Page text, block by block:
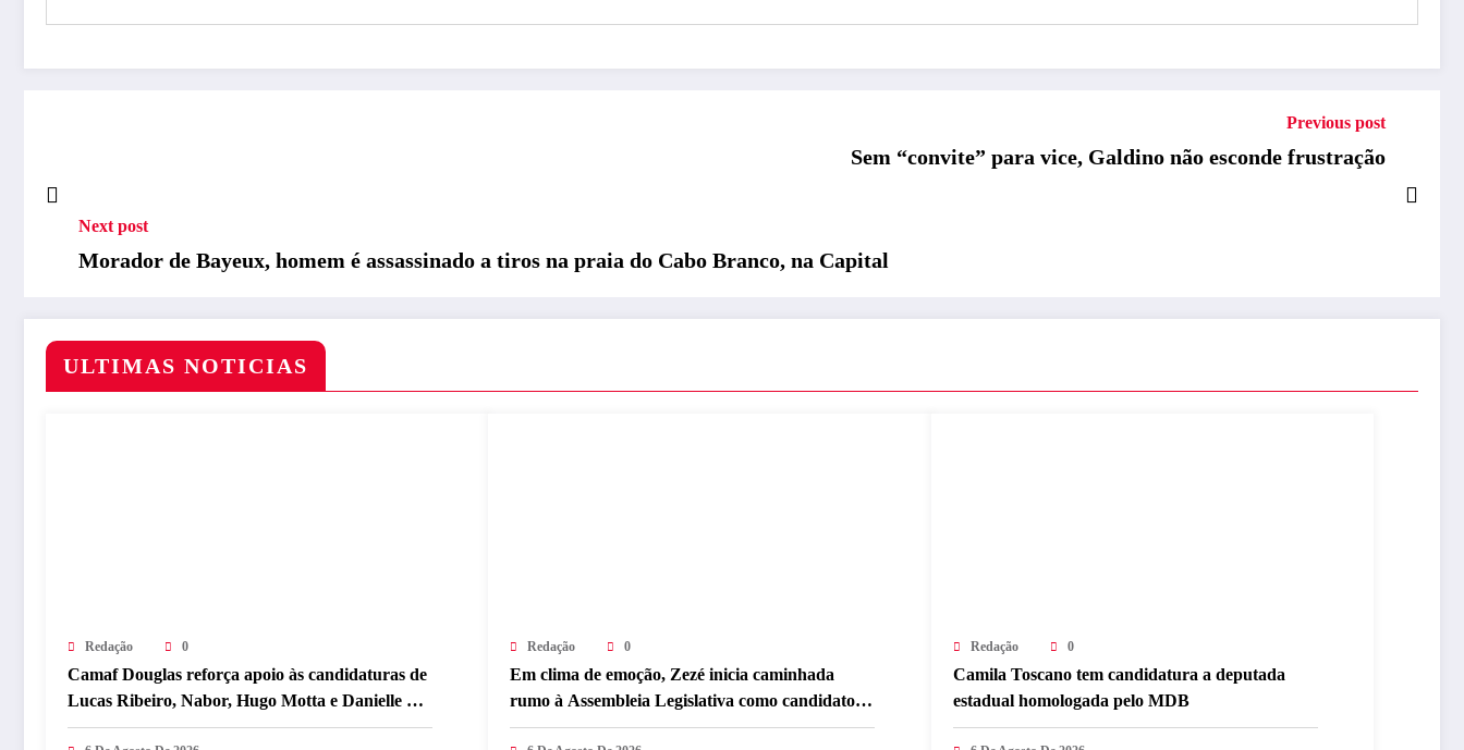
Previous post
Sem “convite” para vice, Galdino não esconde frustração
Next post
Morador de Bayeux, homem é assassinado a tiros na praia do Cabo Branco, na Capital
ULTIMAS NOTICIAS
Redação 0
Camaf Douglas reforça apoio às candidaturas de
Lucas Ribeiro, Nabor, Hugo Motta e Danielle do
Vale durante convenção
Redação 0
Em clima de emoção, Zezé inicia caminhada
rumo à Assembleia Legislativa como candidato a
deputado estadual
Redação 0
Camila Toscano tem candidatura a deputada
estadual homologada pelo MDB